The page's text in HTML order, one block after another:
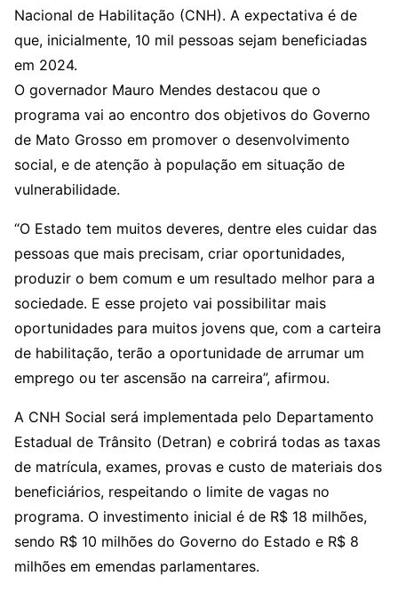
Nacional de Habilitação (CNH). A expectativa é de
que, inicialmente, 10 mil pessoas sejam beneficiadas
em 2024.
O governador Mauro Mendes destacou que o
programa vai ao encontro dos objetivos do Governo
de Mato Grosso em promover o desenvolvimento
social, e de atenção à população em situação de
vulnerabilidade.
“O Estado tem muitos deveres, dentre eles cuidar das
pessoas que mais precisam, criar oportunidades,
produzir o bem comum e um resultado melhor para a
sociedade. E esse projeto vai possibilitar mais
oportunidades para muitos jovens que, com a carteira
de habilitação, terão a oportunidade de arrumar um
emprego ou ter ascensão na carreira”, afirmou.
A CNH Social será implementada pelo Departamento
Estadual de Trânsito (Detran) e cobrirá todas as taxas
de matrícula, exames, provas e custo de materiais dos
beneficiários, respeitando o limite de vagas no
programa. O investimento inicial é de R$ 18 milhões,
sendo R$ 10 milhões do Governo do Estado e R$ 8
milhões em emendas parlamentares.